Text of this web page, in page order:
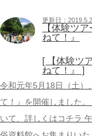
更新日：
【体験ツ
ねて！』
[ 【体験ツ
ねて！』 ]
令和元年5月18日（土）
て！』を開催しました
いて、詳しくはコチラ